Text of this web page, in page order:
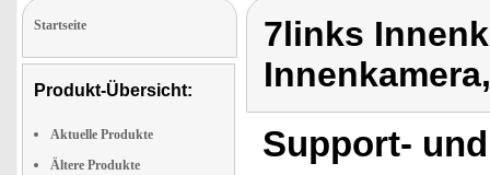
Startseite
Produkt-Übersicht:
Aktuelle Produkte
Ältere Produkte
7links
Support-